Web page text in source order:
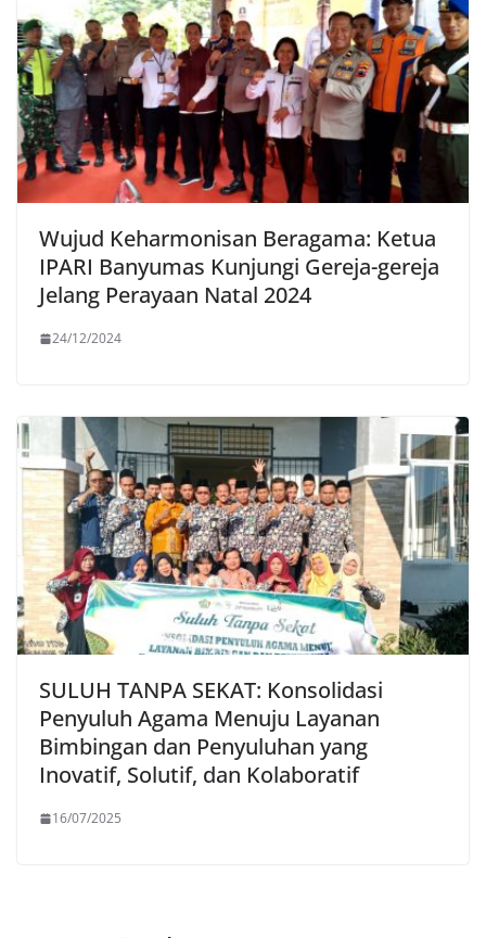
Wujud Keharmonisan Beragama: Ketua
IPARI Banyumas Kunjungi Gereja-gereja
Jelang Perayaan Natal 2024
24/12/2024
SULUH TANPA SEKAT: Konsolidasi
Penyuluh Agama Menuju Layanan
Bimbingan dan Penyuluhan yang
Inovatif, Solutif, dan Kolaboratif
16/07/2025